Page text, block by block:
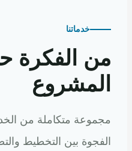
خدماتنا
الفكرة حتى
متكاملة من الخدمات
بين التخطيط والتصميم